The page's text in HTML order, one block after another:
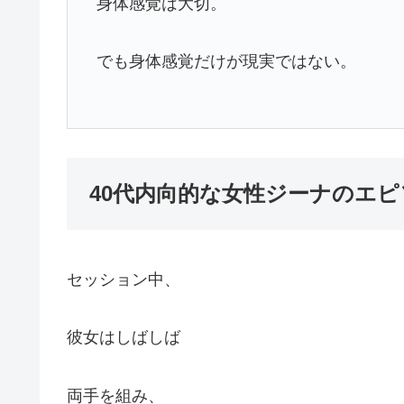
でも身体感覚だけが現実ではない。
40代内向的な女性ジーナのエ
セッション中、
彼女はしばしば
両手を組み、